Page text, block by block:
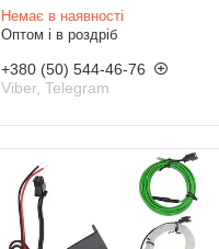
Немає в наявності
Оптом і в роздріб
+380 (50) 544-46-76
Viber, Telegram